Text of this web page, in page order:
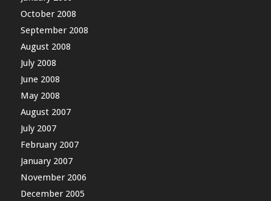
October 2008
September 2008
August 2008
July 2008
June 2008
May 2008
August 2007
July 2007
February 2007
January 2007
November 2006
December 2005